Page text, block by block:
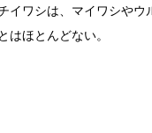
イワシは、マイワシや
はほとんどない。